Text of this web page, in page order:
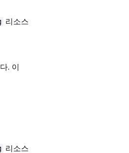
리소스
. 이
리소스